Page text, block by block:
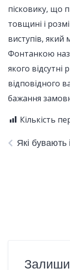
пісковику, що
товщині і
виступів,
Фонтанкою
якого відсутні
відповідного
бажання
Кількість
Які бувають